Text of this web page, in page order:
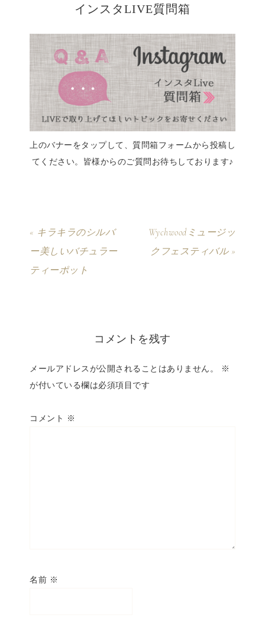
インスタLIVE質問箱
上のバナーをタップして、質問箱フォームから投稿し
てください。皆様からのご質問お待ちしております♪
« キラキラのシルバ
ー美しいバチュラー
ティーポット
Wychwoodミュージッ
クフェスティバル »
コメントを残す
メールアドレスが公開されることはありません。
※
が付いている欄は必須項目です
コメント ※
名前 ※